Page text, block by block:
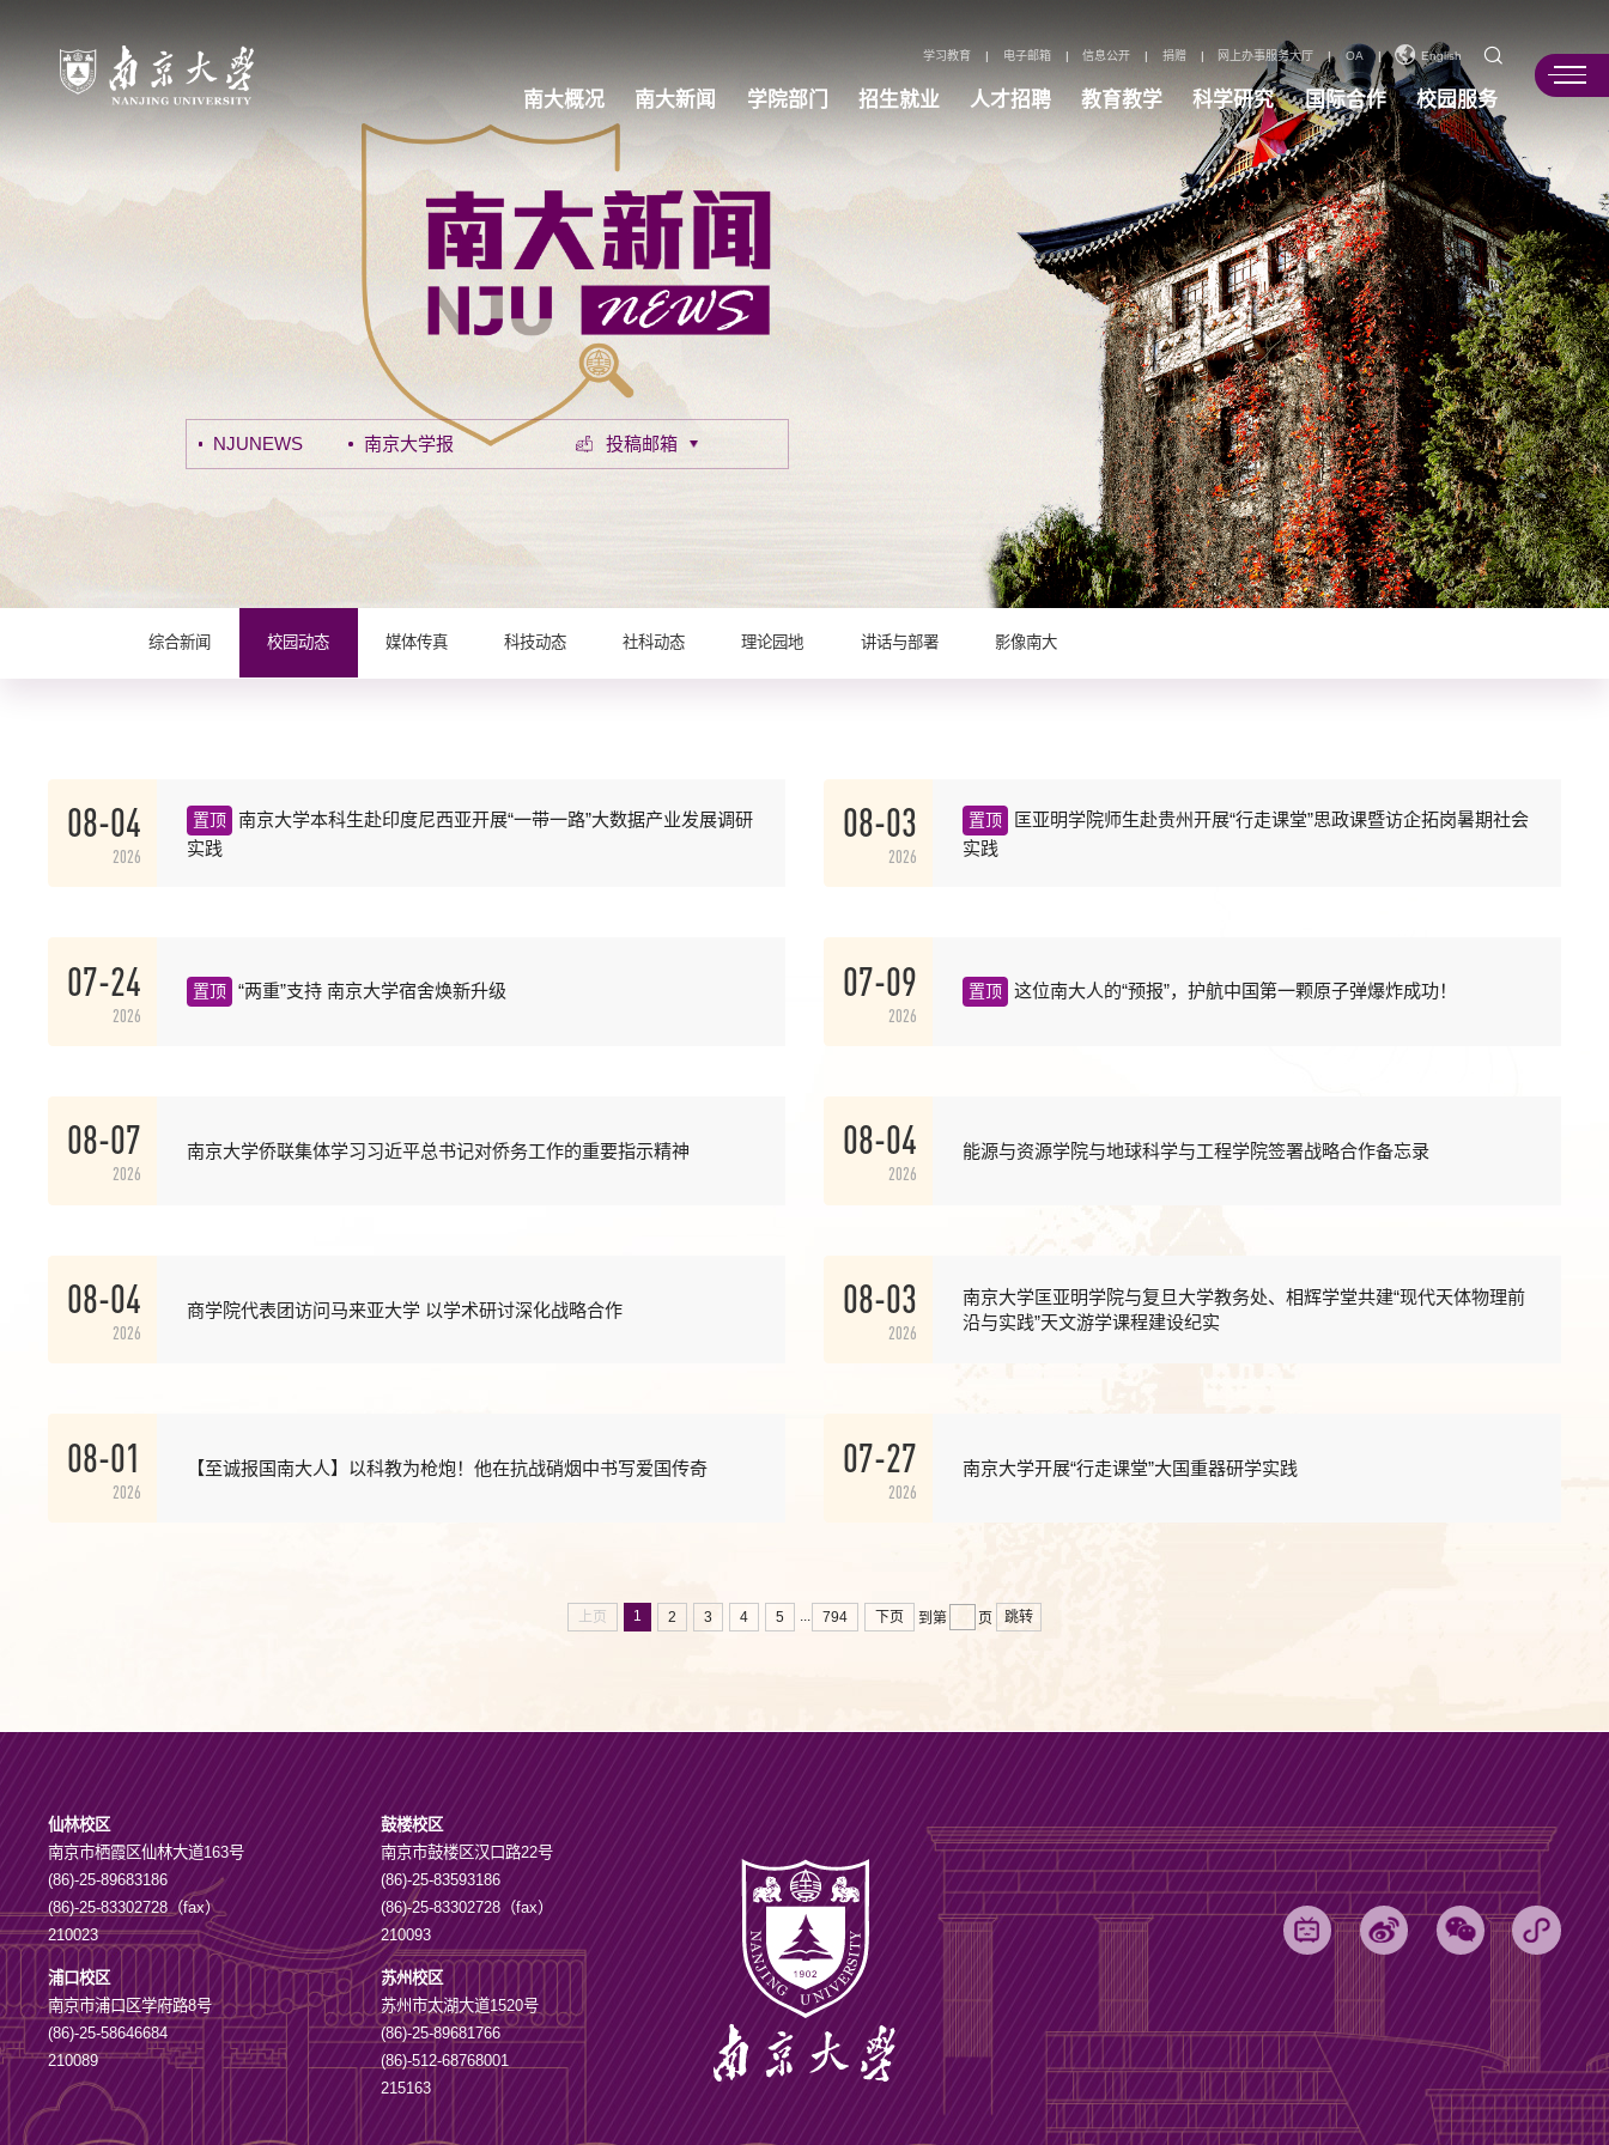
学习教育 | 电子邮箱 | 信息公开 | 捐赠 | 网上办事服务大厅 | OA | English
南大概况 南大新闻 学院部门 招生就业 人才招聘 教育教学 科学研究 国际合作 校园服务
NJUNEWS 南京大学报 投稿邮箱
综合新闻 校园动态 媒体传真 科技动态 社科动态 理论园地 讲话与部署 影像南大
08-04
2026
置顶
南京大学本科生赴印度尼西亚开展“一带一路”大数据产业发展调研
实践
08-03
2026
置顶
匡亚明学院师生赴贵州开展“行走课堂”思政课暨访企拓岗暑期社会
实践
07-24
2026
置顶 “两重”支持 南京大学宿舍焕新升级 07-09
2026
置顶 这位南大人的“预报”，护航中国第一颗原子弹爆炸成功！
08-07
2026
南京大学侨联集体学习习近平总书记对侨务工作的重要指示精神 08-04
2026
能源与资源学院与地球科学与工程学院签署战略合作备忘录
08-04
2026
商学院代表团访问马来亚大学 以学术研讨深化战略合作 08-03
2026
南京大学匡亚明学院与复旦大学教务处、相辉学堂共建“现代天体物理前
沿与实践”天文游学课程建设纪实
08-01
2026
【至诚报国南大人】以科教为枪炮！他在抗战硝烟中书写爱国传奇 07-27
2026
南京大学开展“行走课堂”大国重器研学实践
上页 1 2 3 4 5 ... 794 下页 到第 页 跳转
仙林校区
南京市栖霞区仙林大道163号
(86)-25-89683186
(86)-25-83302728（fax）
210023
鼓楼校区
南京市鼓楼区汉口路22号
(86)-25-83593186
(86)-25-83302728（fax）
210093
浦口校区
南京市浦口区学府路8号
(86)-25-58646684
210089
苏州校区
苏州市太湖大道1520号
(86)-25-89681766
(86)-512-68768001
215163